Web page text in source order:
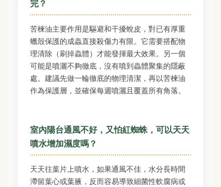
完？
苦楝油主要作用是驅避和干擾蛻皮，對已有厚重
蠟殼保護的成蟲直接殺傷力有限。它需要搭配物
理清除（刷掉蟲體）才能發揮最大效果。另一個
可能是噴灑不夠徹底，沒有噴到蟲體聚集的隱蔽
處。建議先做一輪徹底的物理清潔，再以苦楝油
作為保護層，並確保每週噴灑且覆蓋所有角落。
室內陽台通風不好，又怕紅蜘蛛，可以天天
噴水增加濕度嗎？
天天往葉片上噴水，如果通風不佳，水分長時間
滯留葉心或葉腋，反而容易導致細菌性軟腐病或